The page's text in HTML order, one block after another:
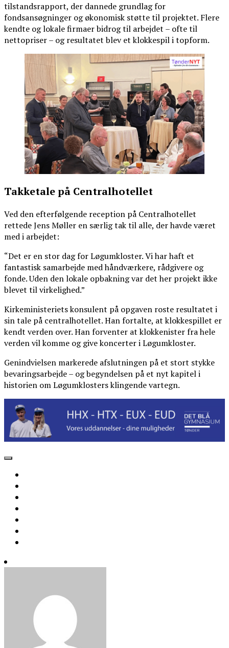
tilstandsrapport, der dannede grundlag for
fondsansøgninger og økonomisk støtte til projektet. Flere
kendte og lokale firmaer bidrog til arbejdet – ofte til
nettopriser – og resultatet blev et klokkespil i topform.
Takketale på Centralhotellet
Ved den efterfølgende reception på Centralhotellet
rettede Jens Møller en særlig tak til alle, der havde været
med i arbejdet:
“Det er en stor dag for Løgumkloster. Vi har haft et
fantastisk samarbejde med håndværkere, rådgivere og
fonde. Uden den lokale opbakning var det her projekt ikke
blevet til virkelighed.”
Kirkeministeriets konsulent på opgaven roste resultatet i
sin tale på centralhotellet. Han fortalte, at klokkespillet er
kendt verden over. Han forventer at klokkenister fra hele
verden vil komme og give koncerter i Løgumkloster.
Genindvielsen markerede afslutningen på et stort stykke
bevaringsarbejde – og begyndelsen på et nyt kapitel i
historien om Løgumklosters klingende vartegn.